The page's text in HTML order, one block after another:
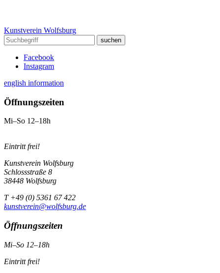
Kunstverein Wolfsburg
Facebook
Instagram
english information
Öffnungszeiten
Mi–So 12–18h
Eintritt frei!
Kunstverein Wolfsburg
Schlossstraße 8
38448 Wolfsburg
T +49 (0) 5361 67 422
kunstverein@wolfsburg.de
Öffnungszeiten
Mi–So 12–18h
Eintritt frei!